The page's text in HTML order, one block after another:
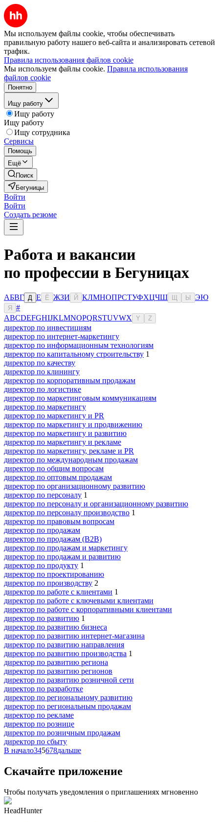
Мы используем файлы cookie, чтобы обеспечивать
правильную работу нашего веб-сайта и анализировать сетевой
трафик.
Правила использования файлов cookie
Мы используем файлы cookie. Правила использования
файлов cookie
Понятно
Ищу работу
Ищу работу
Ищу работу
Ищу сотрудника
Сервисы
Помощь
Ещё
Поиск
Бегуницы
Войти
Войти
Создать резюме
Работа и вакансии
по профессии в Бегуницах
АБВГ Д Е Ё ЖЗИ Й КЛМНОПРСТУФХЦЧШ Ы ЭЮ
Я
#
ABCDEFGHIJKLMNOPQRSTUVWX Y Z
директор по инвестициям
директор по интернет-маркетингу
директор по информационным технологиям
директор по капитальному строительству 1
директор по качеству
директор по клинингу
директор по корпоративным продажам
директор по логистике
директор по маркетинговым коммуникациям
директор по маркетингу
директор по маркетингу и PR
директор по маркетингу и продвижению
директор по маркетингу и развитию
директор по маркетингу и рекламе
директор по маркетингу, рекламе и PR
директор по международным продажам
директор по общим вопросам
директор по оптовым продажам
директор по организационному развитию
директор по персоналу 1
директор по персоналу и организационному развитию
директор по персоналу производство 1
директор по правовым вопросам
директор по продажам
директор по продажам (B2B)
директор по продажам и маркетингу
директор по продажам и развитию
директор по продукту 1
директор по проектированию
директор по производству 2
директор по работе с клиентами 1
директор по работе с ключевыми клиентами
директор по работе с корпоративными клиентами
директор по развитию 1
директор по развитию бизнеса
директор по развитию интернет-магазина
директор по развитию направления
директор по развитию производства 1
директор по развитию региона
директор по развитию регионов
директор по развитию розничной сети
директор по разработке
директор по региональному развитию
директор по региональным продажам
директор по рекламе
директор по рознице
директор по розничным продажам
директор по сбыту
В начало345678дальше
Скачайте приложение
Чтобы получать уведомления о приглашениях мгновенно
HeadHunter